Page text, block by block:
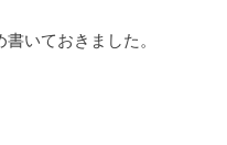
いておきました。